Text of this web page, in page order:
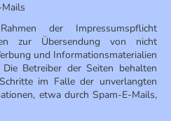
der Impressumspflicht
zur Übersendung von nicht
und Informationsmaterialien
Betreiber der Seiten behalten
im Falle der unverlangten
etwa durch Spam-E-Mails,